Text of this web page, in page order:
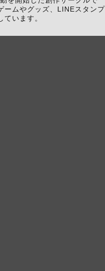
ームやグッズ、LINEスタンプ
ています。